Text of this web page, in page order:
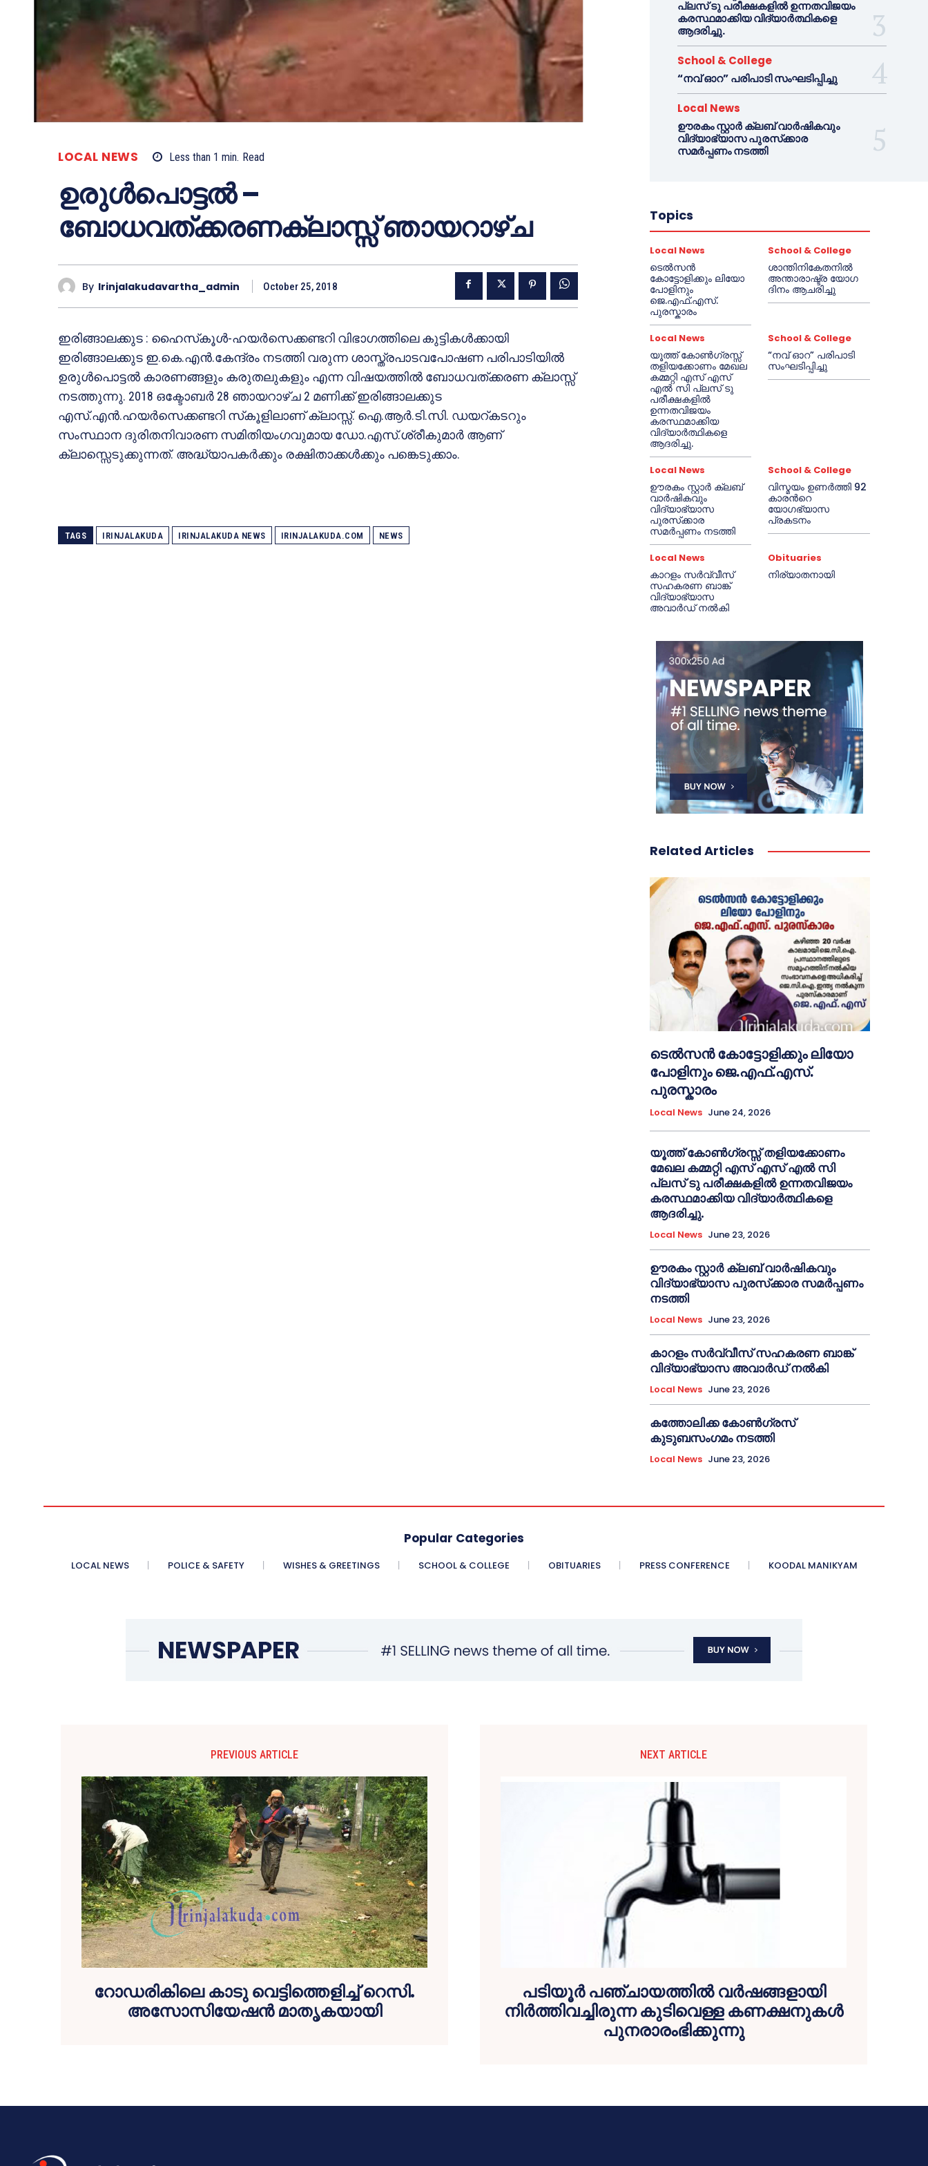
LOCAL NEWS Less than 1 min. Read
ഉരുള്‍പൊട്ടല്‍ –
ബോധവത്ക്കരണക്ലാസ്സ് ഞായറാഴ്ച
By Irinjalakudavartha_admin October 25, 2018
ഇരിങ്ങാലക്കുട : ഹൈസ്‌കൂള്‍-ഹയര്‍സെക്കണ്ടറി വിഭാഗത്തിലെ കുട്ടികള്‍ക്കായി
ഇരിങ്ങാലക്കുട ഇ.കെ.എന്‍.കേന്ദ്രം നടത്തി വരുന്ന ശാസ്ത്രപാടവപോഷണ പരിപാടിയില്‍
ഉരുള്‍പൊട്ടല്‍ കാരണങ്ങളും കരുതലുകളും എന്ന വിഷയത്തില്‍ ബോധവത്ക്കരണ ക്ലാസ്സ്
നടത്തുന്നു. 2018 ഒക്ടോബര്‍ 28 ഞായറാഴ്ച 2 മണിക്ക് ഇരിങ്ങാലക്കുട
എസ്.എന്‍.ഹയര്‍സെക്കണ്ടറി സ്‌കൂളിലാണ് ക്ലാസ്സ്. ഐ.ആര്‍.ടി.സി. ഡയറ്കടറും
സംസ്ഥാന ദുരിതനിവാരണ സമിതിയംഗവുമായ ഡോ.എസ്.ശ്രീകുമാര്‍ ആണ്
ക്ലാസ്സെടുക്കുന്നത്. അദ്ധ്യാപകര്‍ക്കും രക്ഷിതാക്കള്‍ക്കും പങ്കെടുക്കാം.
TAGS IRINJALAKUDA IRINJALAKUDA NEWS IRINJALAKUDA.COM NEWS
പ്ലസ് ടു പരീക്ഷകളിൽ ഉന്നതവിജയം
കരസ്ഥമാക്കിയ വിദ്യാർത്ഥികളെ
ആദരിച്ചു.
School & College
“നവ് ഓറ” പരിപാടി സംഘടിപ്പിച്ചു
Local News
ഊരകം സ്റ്റാർ ക്ലബ് വാർഷികവും
വിദ്യാഭ്യാസ പുരസ്‌ക്കാര
സമർപ്പണം നടത്തി
Topics
Local News
ടെൽസൻ
കോട്ടോളിക്കും ലിയോ
പോളിനും
ജെ.എഫ്.എസ്.
പുരസ്കാരം
School & College
ശാന്തിനികേതനിൽ
അന്താരാഷ്ട്ര യോഗ
ദിനം ആചരിച്ചു
Local News
യൂത്ത് കോൺഗ്രസ്സ്
തളിയക്കോണം മേഖല
കമ്മറ്റി എസ് എസ്
എൽ സി പ്ലസ് ടു
പരീക്ഷകളിൽ
ഉന്നതവിജയം
കരസ്ഥമാക്കിയ
വിദ്യാർത്ഥികളെ
ആദരിച്ചു.
School & College
“നവ് ഓറ” പരിപാടി
സംഘടിപ്പിച്ചു
Local News
ഊരകം സ്റ്റാർ ക്ലബ്
വാർഷികവും
വിദ്യാഭ്യാസ
പുരസ്‌ക്കാര
സമർപ്പണം നടത്തി
School & College
വിസ്മയം ഉണർത്തി 92
കാരൻറെ
യോഗഭ്യാസ
പ്രകടനം
Local News
കാറളം സർവ്വീസ്
സഹകരണ ബാങ്ക്
വിദ്യാഭ്യാസ
അവാർഡ് നൽകി
Obituaries
നിര്യാതനായി
Related Articles
ടെൽസൻ കോട്ടോളിക്കും ലിയോ
പോളിനും ജെ.എഫ്.എസ്.
പുരസ്കാരം
Local News June 24, 2026
യൂത്ത് കോൺഗ്രസ്സ് തളിയക്കോണം
മേഖല കമ്മറ്റി എസ് എസ് എൽ സി
പ്ലസ് ടു പരീക്ഷകളിൽ ഉന്നതവിജയം
കരസ്ഥമാക്കിയ വിദ്യാർത്ഥികളെ
ആദരിച്ചു.
Local News June 23, 2026
ഊരകം സ്റ്റാർ ക്ലബ് വാർഷികവും
വിദ്യാഭ്യാസ പുരസ്‌ക്കാര സമർപ്പണം
നടത്തി
Local News June 23, 2026
കാറളം സർവ്വീസ് സഹകരണ ബാങ്ക്
വിദ്യാഭ്യാസ അവാർഡ് നൽകി
Local News June 23, 2026
കത്തോലിക്ക കോൺഗ്രസ്
കുടുബസംഗമം നടത്തി
Local News June 23, 2026
Popular Categories
LOCAL NEWS POLICE & SAFETY WISHES & GREETINGS SCHOOL & COLLEGE OBITUARIES PRESS CONFERENCE KOODAL MANIKYAM
PREVIOUS ARTICLE
റോഡരികിലെ കാടു വെട്ടിത്തെളിച്ച് റെസി.
അസോസിയേഷന്‍ മാതൃകയായി
NEXT ARTICLE
പടിയൂര്‍ പഞ്ചായത്തില്‍ വര്‍ഷങ്ങളായി
നിര്‍ത്തിവച്ചിരുന്ന കുടിവെള്ള കണക്ഷനുകള്‍
പുനരാരംഭിക്കുന്നു